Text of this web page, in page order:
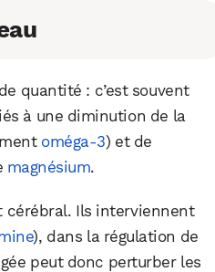
quantité : c’est souvent
à une diminution de la
oméga-3) et de
magnésium.
cérébral. Ils interviennent
), dans la régulation de
peut donc perturber les